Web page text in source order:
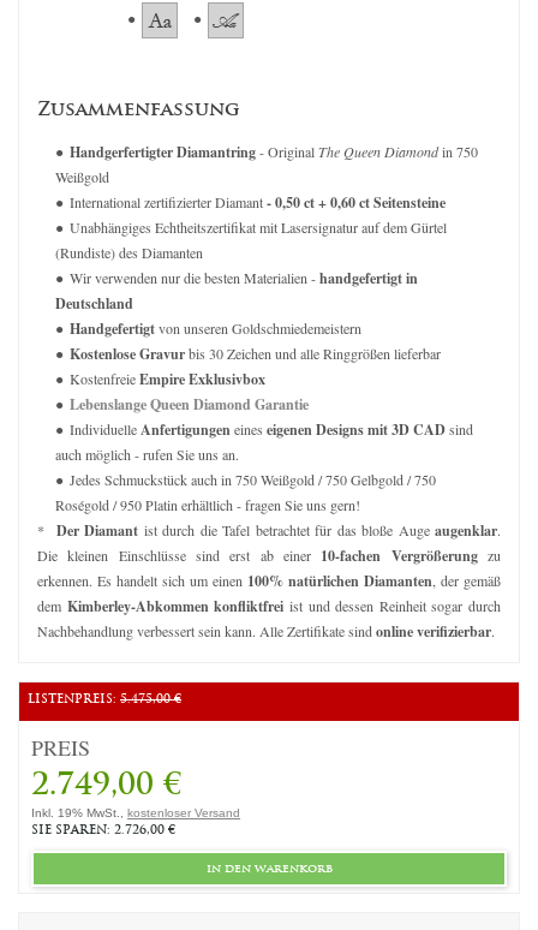
Zusammenfassung
Handgerfertigter Diamantring- OriginalThe Queen Diamondin 750
Weißgold
International zertifizierter Diamant- 0,50 ct + 0,60 ct Seitensteine
Unabhängiges Echtheitszertifikat mit Lasersignatur auf dem Gürtel
(Rundiste) des Diamanten
Wir verwenden nur die besten Materialien -handgefertigt in
Deutschland
Handgefertigtvon unseren Goldschmiedemeistern
Kostenlose Gravurbis 30 Zeichen und alle Ringgrößen lieferbar
KostenfreieEmpire Exklusivbox
Lebenslange Queen Diamond Garantie
IndividuelleAnfertigungeneines eigenen Designs mit 3D CADsind
auch möglich - rufen Sie uns an.
Jedes Schmuckstück auch in 750 Weißgold / 750 Gelbgold / 750
Roségold / 950 Platin erhältlich - fragen Sie uns gern!
* Der Diamant ist durch die Tafel betrachtet für das bloße Augeaugenklar.
Die kleinen Einschlüsse sind erst ab einer 10-fachen Vergrößerungzu
erkennen. Es handelt sich um einen 100% natürlichen Diamanten , der gemäß
dem Kimberley-Abkommen konfliktfrei ist und dessen Reinheit sogar durch
Nachbehandlung verbessert sein kann. Alle Zertifikate sindonline verifizierbar.
LISTENPREIS: 5.475,00 €
PREIS
2.749,00 €
Inkl. 19% MwSt., kostenloser Versand
SIE SPAREN: 2.726,00 €
in den warenkorb